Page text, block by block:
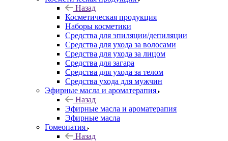
Назад
Косметическая продукция
Наборы косметики
Средства для эпиляции/депиляции
Средства для ухода за волосами
Средства для ухода за лицом
Средства для загара
Средства для ухода за телом
Средства ухода для мужчин
Эфирные масла и ароматерапия
Назад
Эфирные масла и ароматерапия
Эфирные масла
Гомеопатия
Назад